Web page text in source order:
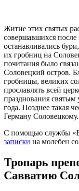
Житие этих святых
совершавшихся
останавливались
их гробниц на
почитания было
Соловецкий остров.
гробницы, великих
прославлять всей
празднования святым
года. Позднее такая
Герману Соловецкому.
С помощью службы
записки на молебен
Тропарь
Савватию